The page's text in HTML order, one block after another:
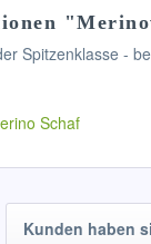
Spitzenklasse -
Schaf
Kunden haben